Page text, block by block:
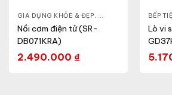
GIA DỤNG KHỎE & ĐẸP, NỒI - ẤM - CA - BÌNH ,
Nồi cơm điện tử (SR-
DB071KRA)
2.490.000 ₫
BẾP
Lò vi
CA - BÌNH, NỒI CƠM ĐIỆN